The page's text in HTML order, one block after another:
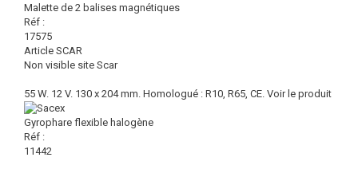
Malette de 2 balises magnétiques
Réf :
17575
Article SCAR
Non visible site Scar
55 W. 12 V. 130 x 204 mm. Homologué : R10, R65, CE. Voir le produit
Gyrophare flexible halogène
Réf :
11442